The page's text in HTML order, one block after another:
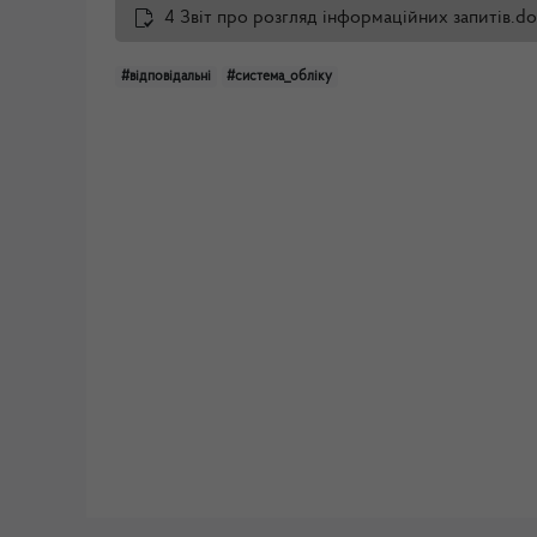
4 Звіт про розгляд інформаційних
#відповідальні #система_обліку